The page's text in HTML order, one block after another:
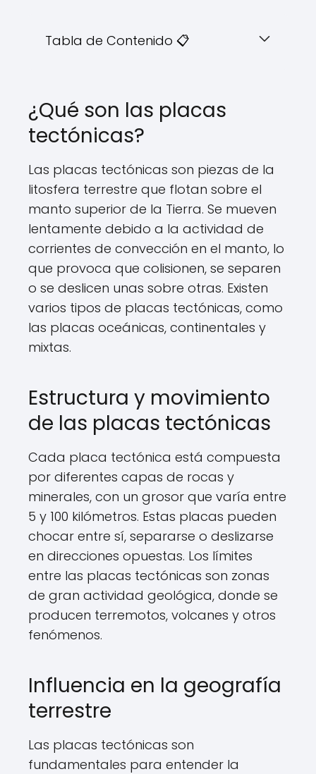
Tabla de Contenido 📋
¿Qué son las placas
tectónicas?
Las placas tectónicas son piezas de la
litosfera terrestre que flotan sobre el
manto superior de la Tierra. Se mueven
lentamente debido a la actividad de
corrientes de convección en el manto, lo
que provoca que colisionen, se separen
o se deslicen unas sobre otras. Existen
varios tipos de placas tectónicas, como
las placas oceánicas, continentales y
mixtas.
Estructura y movimiento
de las placas tectónicas
Cada placa tectónica está compuesta
por diferentes capas de rocas y
minerales, con un grosor que varía entre
5 y 100 kilómetros. Estas placas pueden
chocar entre sí, separarse o deslizarse
en direcciones opuestas. Los límites
entre las placas tectónicas son zonas
de gran actividad geológica, donde se
producen terremotos, volcanes y otros
fenómenos.
Influencia en la geografía
terrestre
Las placas tectónicas son
fundamentales para entender la